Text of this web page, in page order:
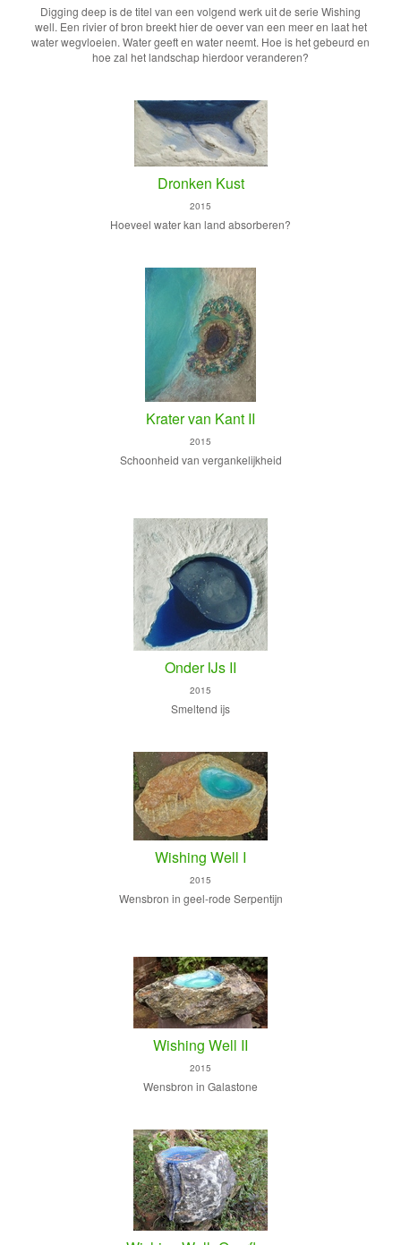
Digging deep is de titel van een volgend werk uit de serie Wishing
well. Een rivier of bron breekt hier de oever van een meer en laat het
water wegvloeien. Water geeft en water neemt. Hoe is het gebeurd en
hoe zal het landschap hierdoor veranderen?
Dronken Kust
2015
Hoeveel water kan land absorberen?
Krater van Kant II
2015
Schoonheid van vergankelijkheid
Onder IJs II
2015
Smeltend ijs
Wishing Well I
2015
Wensbron in geel-rode Serpentijn
Wishing Well II
2015
Wensbron in Galastone